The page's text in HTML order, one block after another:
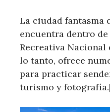
La ciudad fantasma
encuentra dentro
Recreativa Nacional
lo tanto, ofrece
para practicar
turismo y